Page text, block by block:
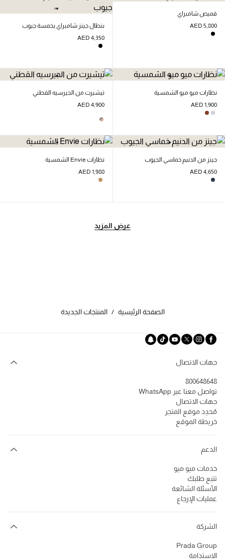
قميص شامبراي
AED 5,800
بنطال جينز شامبراي بخمسة جيوب
AED 4,350
نظارات ميو ميو الشمسية
AED 1,900
تيشيرت من الجيرسيه القطني
AED 4,900
جينز من الدنيم خماسي الجيوب
AED 4,650
نظارات Envie الشمسية
AED 1,980
عرض المزيد
الصفحة الرئيسية / المنتجات الجديدة
تابعنا facebookتابعنا instagramتابعنا twitterتابعنا youtubeتابعنا tiktok
جهات الاتصال
800648648
تواصل معنا عبر WhatsApp
جهات الاتصال
مُحدِد موقع المتجر
خريطة الموقع
الدعم
خدمات ميو ميو
تتبع طلبك
الأسئلة الشائعة
عمليات الإرجاع
الشركة
Prada Group
الاستدامة